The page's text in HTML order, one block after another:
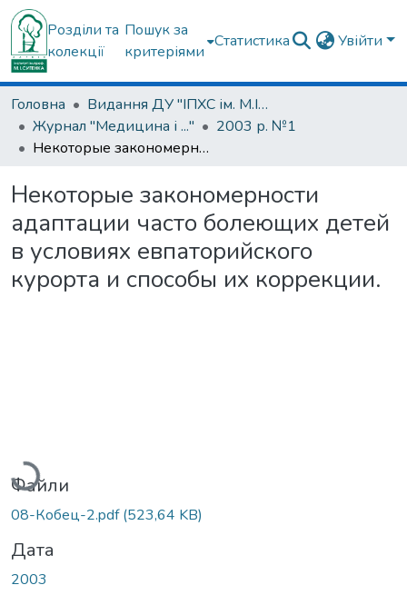
Розділи та
колекції
Пошук за
критеріями
Статистика Увійти
Головна
Видання ДУ "ІПХС ім. М.І.Ситенка"
Журнал "Медицина і ..."
2003 р. №1
Некоторые закономерности адаптации часто болеющих детей в условиях евпаторийского курорта и способы их коррекции.
Некоторые закономерности
адаптации часто болеющих детей
в условиях евпаторийского
курорта и способы их коррекции.
Вантажиться...
Файли
08-Кобец-2.pdf(523,64 KB)
Дата
2003